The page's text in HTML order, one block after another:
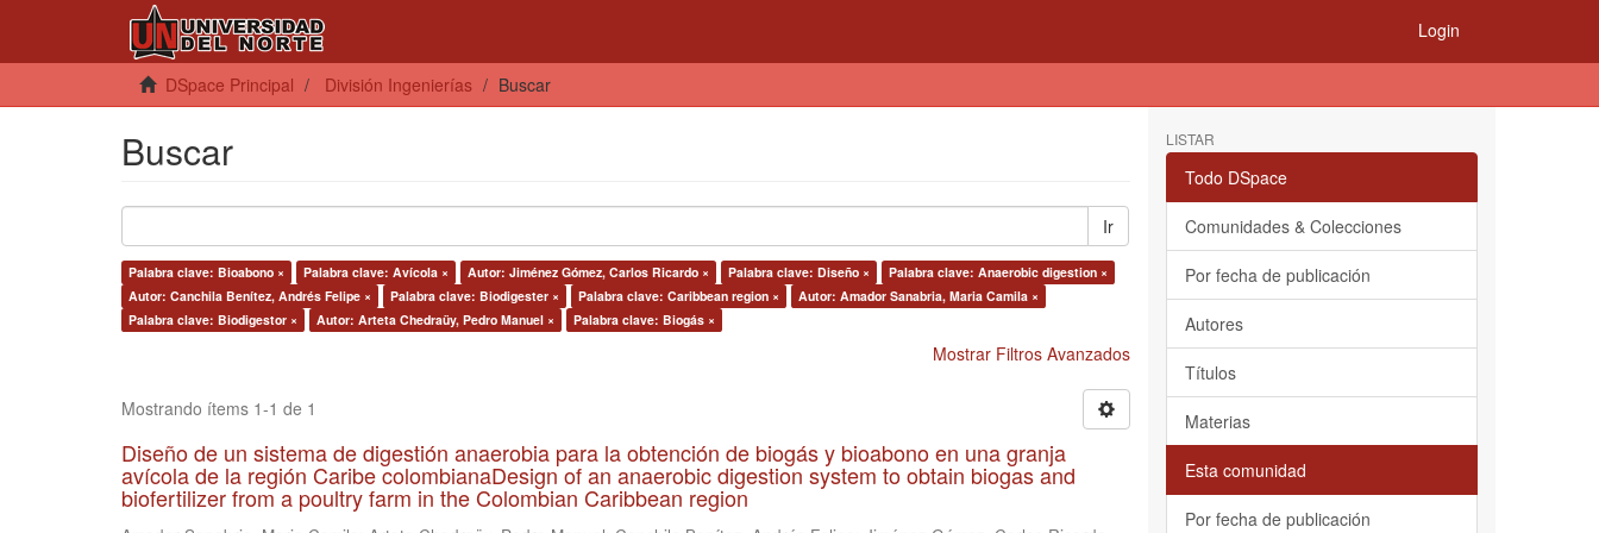
Login
DSpace Principal División Ingenierías Buscar
Buscar
Ir
Palabra clave: Bioabono × Palabra clave: Avícola × Autor: Jiménez Gómez, Carlos Ricardo × Palabra clave: Diseño ×
Palabra clave: Anaerobic digestion ×
Autor: Canchila Benítez, Andrés Felipe ×
Palabra clave: Biodigester × Palabra clave: Caribbean region ×
Autor: Amador Sanabria, Maria Camila ×
Palabra clave: Biodigestor ×
Autor: Arteta Chedraüy, Pedro Manuel × Palabra clave: Biogás ×
Mostrar Filtros Avanzados
Mostrando ítems 1-1 de 1
Diseño de un sistema de digestión anaerobia para la obtención de biogás y bioabono en una granja
avícola de la región Caribe colombianaDesign of an anaerobic digestion system to obtain biogas and
biofertilizer from a poultry farm in the Colombian Caribbean region
LISTAR
Todo DSpace
Comunidades & Colecciones
Por fecha de publicación
Autores
Títulos
Materias
Esta comunidad
Por fecha de publicación